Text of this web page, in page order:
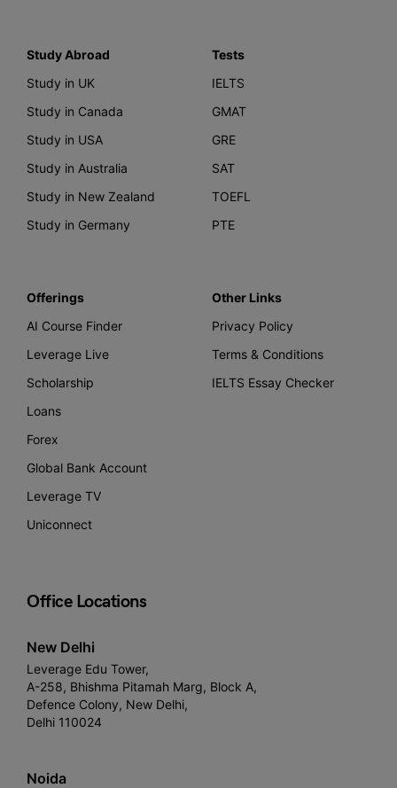
Study Abroad
Study in UK
Study in Canada
Study in USA
Study in Australia
Study in New Zealand
Study in Germany
Tests
IELTS
GMAT
GRE
SAT
TOEFL
PTE
Offerings
AI Course Finder
Leverage Live
Scholarship
Loans
Forex
Global Bank Account
Leverage TV
Uniconnect
Other Links
Privacy Policy
Terms & Conditions
IELTS Essay Checker
Office Locations
New Delhi
Leverage Edu Tower,
A-258, Bhishma Pitamah Marg, Block A,
Defence Colony, New Delhi,
Delhi 110024
Noida